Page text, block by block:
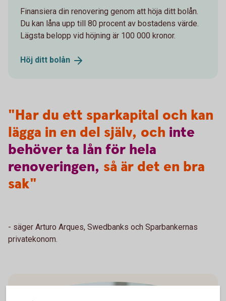
Finansiera din renovering genom att höja ditt bolån.
Du kan låna upp till 80 procent av bostadens värde.
Lägsta belopp vid höjning är 100 000 kronor.
Höj ditt bolån
"Har du ett sparkapital och kan
lägga in en del själv, och inte
behöverta lån för hela
renoveringen, så är det en bra
sak"
- säger Arturo Arques, Swedbanks och Sparbankernas
privatekonom.